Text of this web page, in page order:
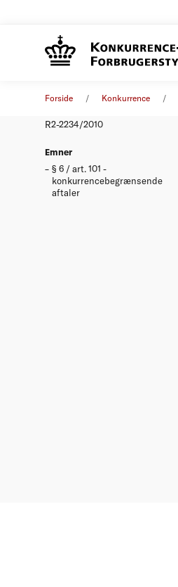
Forside Konkurrence
R2-2234/2010
Emner
§ 6 / art. 101 -
konkurrencebegrænsende
aftaler